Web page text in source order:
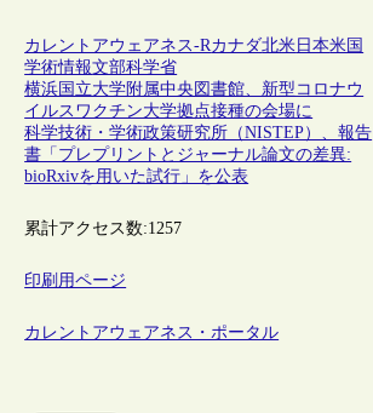
カレントアウェアネス-Rカナダ北米日本米国
学術情報文部科学省
横浜国立大学附属中央図書館、新型コロナウ
イルスワクチン大学拠点接種の会場に
科学技術・学術政策研究所（NISTEP）、報告
書「プレプリントとジャーナル論文の差異:
bioRxivを用いた試行」を公表
累計アクセス数:1257
印刷用ページ
カレントアウェアネス・ポータル